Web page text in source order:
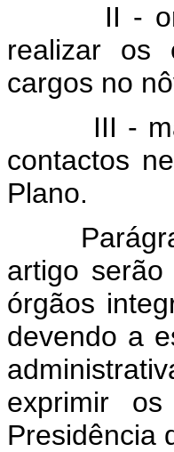
II -
realizar os
cargos no
III -
contactos
Plano.
artigo
órgãos
devendo a
exprimir
Presidência